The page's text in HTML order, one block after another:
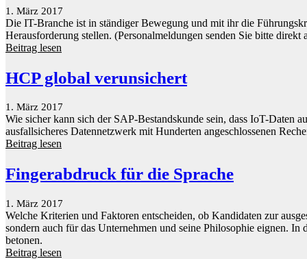
1. März 2017
Die IT-Branche ist in ständiger Bewegung und mit ihr die
Herausforderung stellen. (Personalmeldungen senden Sie bitte
Beitrag lesen
HCP global verunsichert
1. März 2017
Wie sicher kann sich der SAP-Bestandskunde sein, dass IoT-Daten
ausfallsicheres Datennetzwerk mit Hunderten angeschlossenen
Beitrag lesen
Fingerabdruck für die Sprache
1. März 2017
Welche Kriterien und Faktoren entscheiden, ob Kandidaten zur
sondern auch für das Unternehmen und seine Philosophie eignen.
betonen.
Beitrag lesen